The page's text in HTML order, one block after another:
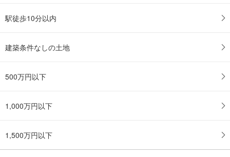
ー
保
す
駅徒歩10分以内
建築条件なしの土地
500万円以下
1,000万円以下
1,500万円以下